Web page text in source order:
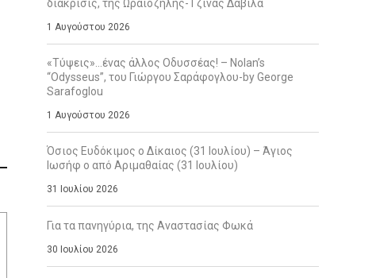
διάκρισις, της Ωραιοζήλης-Τζίνας Δαβιλά
1 Αυγούστου 2026
«Τύψεις»…ένας άλλος Οδυσσέας! – Nolan’s
“Odysseus”, του Γιώργου Σαράφογλου-by George
Sarafoglou
1 Αυγούστου 2026
Όσιος Ευδόκιμος ο Δίκαιος (31 Ιουλίου) – Άγιος
Ιωσήφ ο από Αριμαθαίας (31 Ιουλίου)
31 Ιουλίου 2026
Για τα πανηγύρια, της Αναστασίας Φωκά
30 Ιουλίου 2026